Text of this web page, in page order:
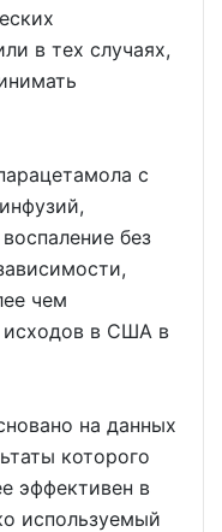
в тех случаях,
с
без
чем
исходов в США в
на данных
которого
эффективен в
используемый